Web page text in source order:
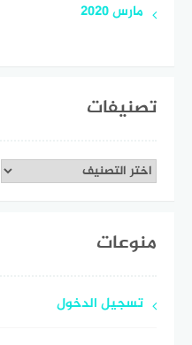
مارس 2020
تصنيفات
تصنيفات
منوعات
تسجيل الدخول